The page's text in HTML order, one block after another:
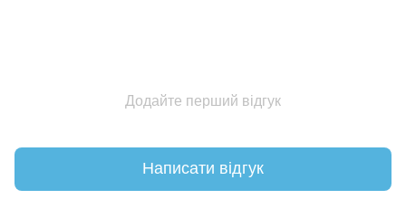
Додайте перший відгук
Написати відгук